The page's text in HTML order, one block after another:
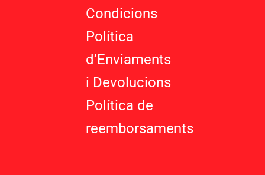
Condicions
Política
d’Enviaments
i Devolucions
Política de
reemborsaments